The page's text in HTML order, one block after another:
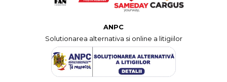
ANPC
Solutionarea alternativa si online a litigiilor